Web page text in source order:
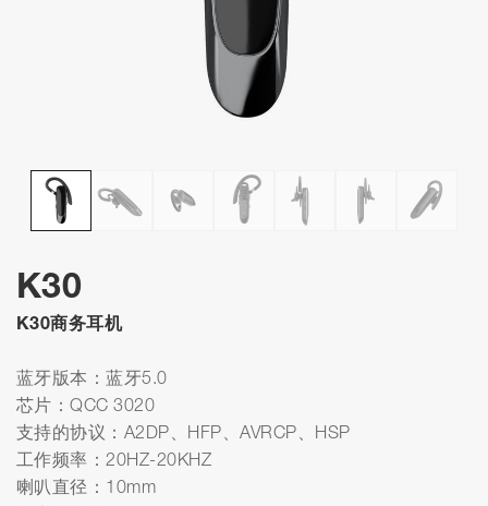
K30
K30商务耳机
蓝牙版本：蓝牙5.0
芯片：QCC 3020
支持的协议：A2DP、HFP、AVRCP、HSP
工作频率：20HZ-20KHZ
喇叭直径：10mm